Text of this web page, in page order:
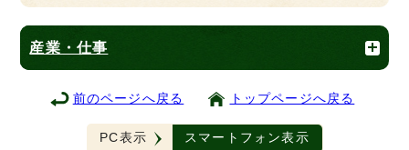
産業・仕事
前のページへ戻る トップページへ戻る
PC表示 スマートフォン表示